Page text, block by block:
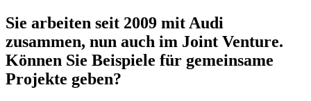
Sie arbeiten seit 2009 mit Audi
zusammen, nun auch im Joint Venture.
Können Sie Beispiele für gemeinsame
Projekte geben?